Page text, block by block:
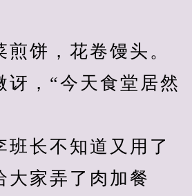
饼，花卷馒头。
，“今天食堂居然
长不知道又用了
大家弄了肉加餐